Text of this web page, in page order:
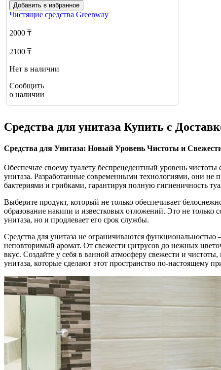
Добавить в избранное
Чистящие средства Greenway
2000 ₸
2100 ₸
Нет в наличии
Сообщить
о наличии
Средства для унитаза Купить с
Средства для Унитаза: Новый Уровень Чистоты и
Обеспечьте своему туалету беспрецедентный уровень
унитаза. Разработанные современными технологиями, они не
бактериями и грибками, гарантируя полную гигиеничность
Выберите продукт, который не только обеспечивает
образование накипи и известковых отложений. Это не только
унитаза, но и продлевает его срок службы.
Средства для унитаза не ограничиваются
неповторимый аромат. От свежести цитрусов до нежных
вкус. Создайте у себя в ванной атмосферу свежести и чистоты,
унитаза, которые сделают этот пространство по-настоящему